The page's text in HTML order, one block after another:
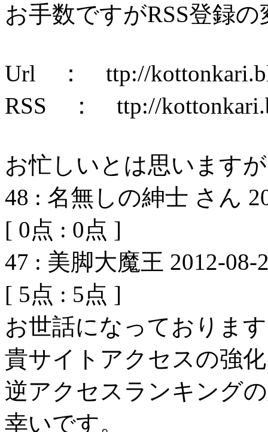
お手数ですがRSS登録
Url ： ttp://
RSS ： ttp://
お忙しいとは思います
48 : 名無しの紳士 さん
[ 0点 : 0点 ]
47 : 美脚大魔王 2012-08-
[ 5点 : 5点 ]
お世話になっておりま
貴サイトアクセスの強
逆アクセスランキング
幸いです。